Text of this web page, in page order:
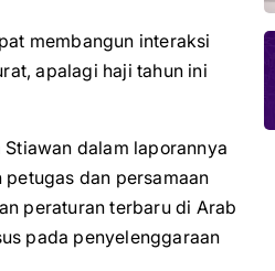
membangun interaksi
apalagi haji tahun ini
dalam laporannya
dan persamaan
peraturan terbaru di Arab
pada penyelenggaraan